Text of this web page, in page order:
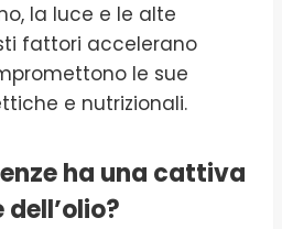
la luce e le alte
fattori accelerano
le sue
e nutrizionali.
ha una cattiva